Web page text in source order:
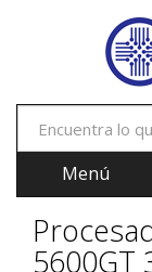
Menú
5600GT